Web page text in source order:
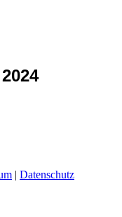
| Datenschutz